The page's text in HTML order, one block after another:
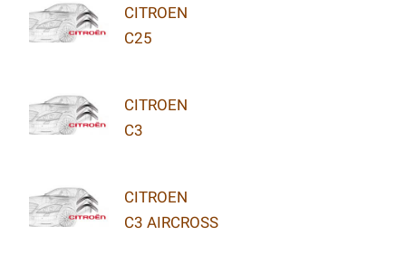
CITROEN
C25
CITROEN
C3
CITROEN
C3 AIRCROSS